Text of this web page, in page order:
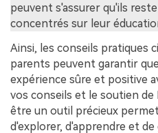
peuvent s'assurer qu'ils
concentrés sur leur
Ainsi, les conseils pratiques
parents peuvent garantir
expérience sûre et positive
vos conseils et le soutien de
être un outil précieux
d'explorer, d'apprendre et de